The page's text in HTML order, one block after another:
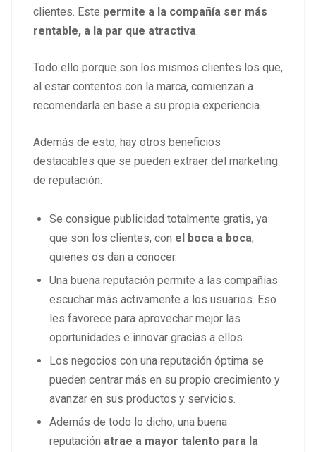
clientes. Este permite a la compañía ser más
rentable, a la par que atractiva
Todo ello porque son los mismos clientes los que,
al estar contentos con la marca, comienzan a
recomendarla en base a su propia experiencia.
Además de esto, hay otros beneficios
destacables que se pueden extraer del marketing
de reputación:
Se consigue publicidad totalmente gratis, ya
que son los clientes, con el boca a boca,
quienes os dan a conocer.
Una buena reputación permite a las compañías
escuchar más activamente a los usuarios. Eso
les favorece para aprovechar mejor las
oportunidades e innovar gracias a ellos.
Los negocios con una reputación óptima se
pueden centrar más en su propio crecimiento y
avanzar en sus productos y servicios.
Además de todo lo dicho, una buena
reputación atrae a mayor talento para la